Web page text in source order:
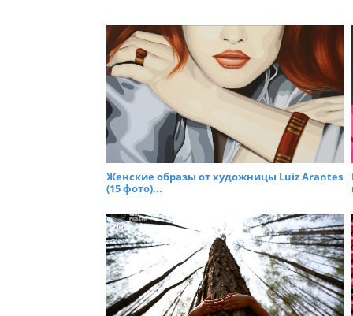
Женские образы от художницы Luiz Arantes
(15 фото)...